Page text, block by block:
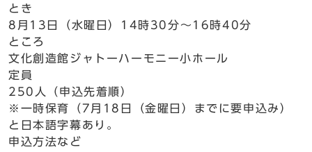
とき
8月13日（水曜日）14時30分～16時40分
ところ
文化創造館ジャトーハーモニー小ホール
定員
250人（申込先着順）
※一時保育（7月18日（金曜日）までに要申込み）
と日本語字幕あり。
申込方法など